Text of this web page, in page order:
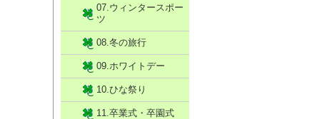
07.ウィンタースポー
ツ
08.冬の旅行
09.ホワイトデー
10.ひな祭り
11.卒業式・卒園式